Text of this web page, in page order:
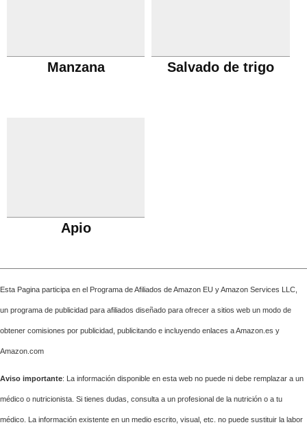
Manzana Salvado de trigo
Apio
Esta Pagina participa en el Programa de Afiliados de Amazon EU y Amazon Services LLC,
un programa de publicidad para afiliados diseñado para ofrecer a sitios web un modo de
obtener comisiones por publicidad, publicitando e incluyendo enlaces a Amazon.es y
Amazon.com
Aviso importante: La información disponible en esta web no puede ni debe remplazar a un
médico o nutricionista. Si tienes dudas, consulta a un profesional de la nutrición o a tu
médico. La información existente en un medio escrito, visual, etc. no puede sustituir la labor